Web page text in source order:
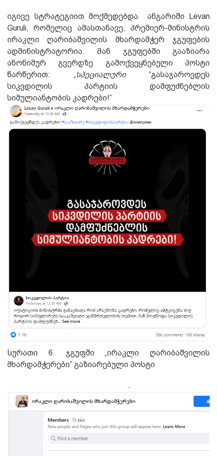
იგივე სტრატეგიით მოქმედებდა ანგარიში Levan
Guruli, რომელიც ამასთანავე, პრემიერ-მინისტრის
ირაკლი ღარიბაშვილის მხარდამჭერ ჯგუფების
ადმინისტრატორია. Მან ჯგუფებში გააზიარა
ანონიმურ გვერდზე გამოქვეყნებული პოსტი
წარწერით: „სპეციალური“გასაჯაროვდეს
სიკვდილის პარტიის დამფუძნებლის
სიმულიანტობის კადრები!”
Სურათი 6. ჯგუფში „ირაკლი ღარიბაშვილის
მხარდამჭერები” გაზიარებული პოსტი